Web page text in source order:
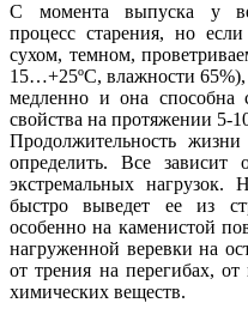
С момента выпуска у
процесс старения, но
сухом, темном,
15…+25ºС, влажности 65%),
медленно и она способна
свойства на протяжении 5-
Продолжительность жизни
определить. Все зависит
экстремальных нагрузок.
быстро выведет ее из
особенно на каменистой
нагруженной веревки на
от трения на перегибах,
химических веществ.